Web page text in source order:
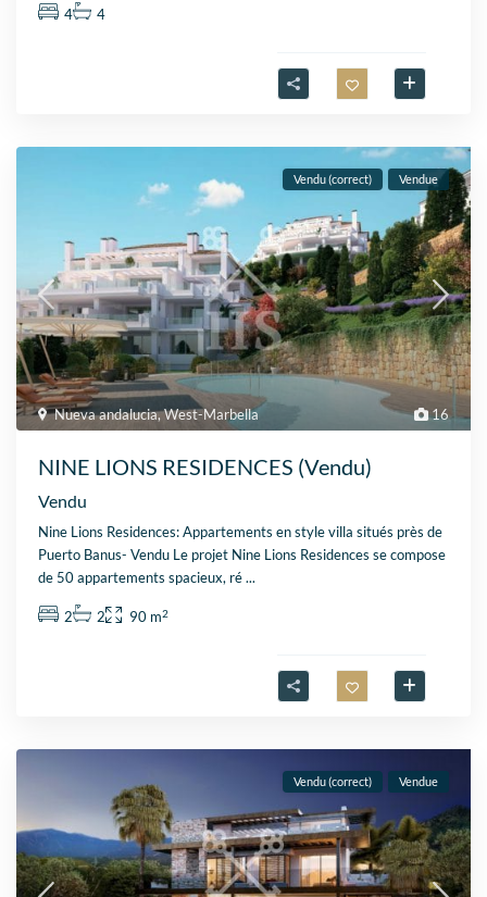
4 4
16
Nueva andalucia,West-Marbella
Vendu (correct) Vendue
NINE LIONS RESIDENCES (Vendu)
Vendu
Nine Lions Residences: Appartements en style villa situés près de
Puerto Banus- Vendu Le projet Nine Lions Residences se compose
de 50 appartements spacieux, ré...
2 2 90 m2
Vendu (correct) Vendue